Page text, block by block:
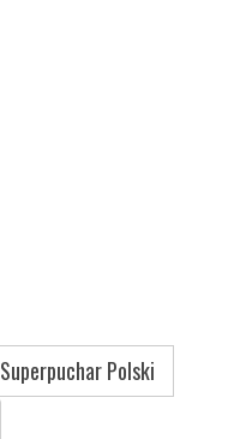
Superpuchar Polski